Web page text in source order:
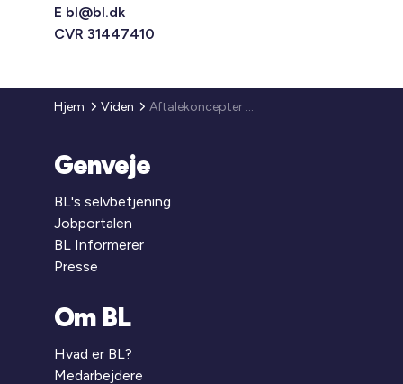
E bl@bl.dk
CVR 31447410
Hjem Viden Aftalekoncepter for andre boligtyper
Genveje
BL's selvbetjening
Jobportalen
BL Informerer
Presse
Om BL
Hvad er BL?
Medarbejdere